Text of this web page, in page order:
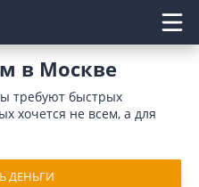
в Москве
требуют быстрых
хочется не всем, а для
и значительный
кредитная история.
в Май займ онлайн в
ДЕНЬГИ